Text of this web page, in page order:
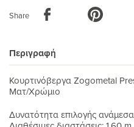
Share
Περιγραφή
Κουρτινόβεργα Zogometal
Ματ/Χρώμιο
Δυνατότητα επιλογής